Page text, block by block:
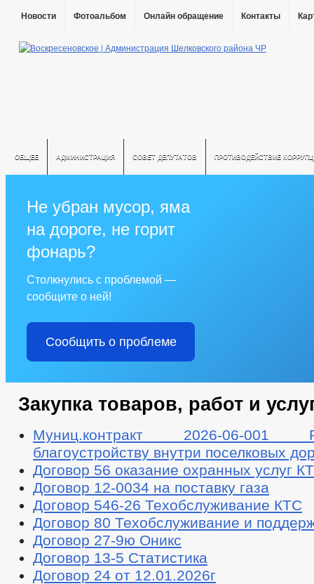
Новости Фотоальбом Онлайн обращение Контакты
ОБЩЕЕ АДМИНИСТРАЦИЯ СОВЕТ ДЕПУТАТОВ ПРОТИВОДЕЙСТВИЕ
Не убран мусор, яма
на дороге, не горит
фонарь?
Столкнулись с проблемой —
сообщите о ней!
Сообщить о проблеме
Закупка товаров, работ и
Муниц.контракт 2026-06-
благоустройству внутри поселковых
Договор 56 оказание охранных услуг
Договор 12-0034 на поставку газа
Договор 546-26 Техобслуживание КТС
Договор 80 Техобслуживание и
Договор 27-9ю Оникс
Договор 13-5 Статистика
Договор 24 от 12.01.2026г